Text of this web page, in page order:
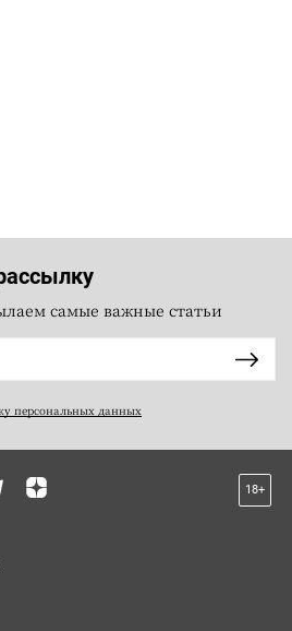
самые важные статьи
персональных данных
18+